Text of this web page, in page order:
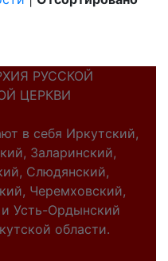
РУССКОЙ
ЦЕРКВИ
в себя Иркутский,
Заларинский,
Слюдянский,
Черемховский,
Усть-Ордынский
области.